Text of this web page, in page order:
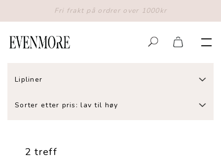
Lipliner
Sorter etter pris: lav til høy
2 treff
Fri frakt på ordrer over 1000kr